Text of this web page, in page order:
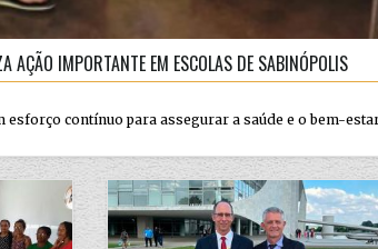
AÇÃO IMPORTANTE EM ESCOLAS DE SABINÓPOLIS
esforço contínuo para assegurar a saúde e o bem-